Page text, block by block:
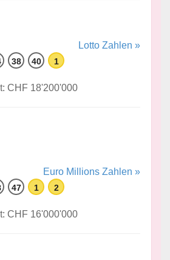
Lotto Zahlen »
38 40 1
CHF 18'200'000
Euro Millions Zahlen »
47 1 2
CHF 16'000'000